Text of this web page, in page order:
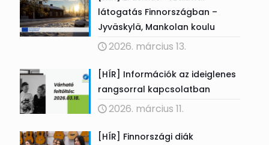
látogatás Finnországban –
Jyväskylä, Mankolan koulu
2026. március 13.
[HÍR] Információk az ideiglenes
rangsorral kapcsolatban
2026. március 11.
[HÍR] Finnországi diák